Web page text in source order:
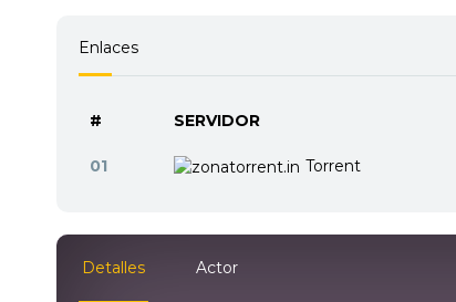
Enlaces
# SERVIDOR
01 Torrent
Detalles Actor